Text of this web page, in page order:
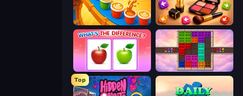
Coffee Color Blocks Tap Gallery
What's The Difference? Color Cube Puzzle
Top